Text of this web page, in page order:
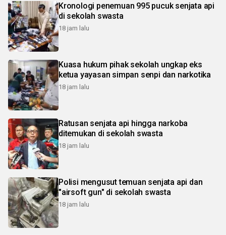
Kronologi penemuan 995 pucuk senjata api
di sekolah swasta
18 jam lalu
Kuasa hukum pihak sekolah ungkap eks
ketua yayasan simpan senpi dan narkotika
18 jam lalu
Ratusan senjata api hingga narkoba
ditemukan di sekolah swasta
18 jam lalu
Polisi mengusut temuan senjata api dan
"airsoft gun" di sekolah swasta
18 jam lalu